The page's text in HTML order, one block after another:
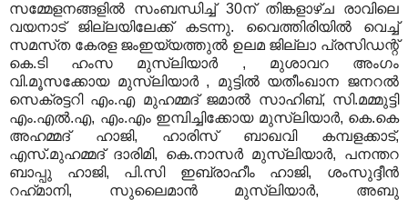
സമ്മേളനങ്ങളില്‍ സംബന്ധിച്ച്‌ 30ന്‌ തിങ്കളാഴ്‌ച രാവിലെ
വയനാട്‌ ജില്ലയിലേക്ക്‌ കടന്നു. വൈത്തിരിയില്‍ വെച്ച്‌
സമസ്‌ത കേരള ജംഇയ്യത്തുല്‍ ഉലമ ജില്ലാ പ്രസിഡന്റ്‌
കെ.ടി ഹംസ മുസ്‌ലിയാര്‍ , മുശാവറ അംഗം
വി.മൂസക്കോയ മുസ്‌ലിയാര്‍ , മുട്ടില്‍ യതീംഖാന ജനറല്‍
സെക്രട്ടറി എം.എ മുഹമ്മദ്‌ ജമാല്‍ സാഹിബ്‌, സി.മമ്മുട്ടി
എം.എല്‍.എ, എം.എം ഇമ്പിച്ചിക്കോയ മുസ്‌ലിയാര്‍, കെ.കെ
അഹമ്മദ്‌ ഹാജി, ഹാരിസ്‌ ബാഖവി കമ്പളക്കാട്‌,
എസ്‌.മുഹമ്മദ്‌ ദാരിമി, കെ.നാസര്‍ മുസ്‌ലിയാര്‍, പനന്തറ
ബാപ്പു ഹാജി, പി.സി ഇബ്രാഹീം ഹാജി, ശംസുദ്ദീന്‍
റഹ്‌മാനി, സുലൈമാന്‍ മുസ്‌ലിയാര്‍, അബു